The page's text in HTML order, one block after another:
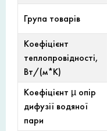
Група товарів
Коефіцієнт
теплопровідності,
Вт/(м*К)
Коефіцієнт µ опір
дифузії водяної
пари